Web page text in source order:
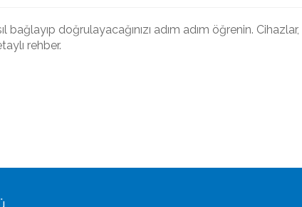
bağlayıp doğrulayacağınızı adım adım öğrenin. Cihazlar,
rehber.